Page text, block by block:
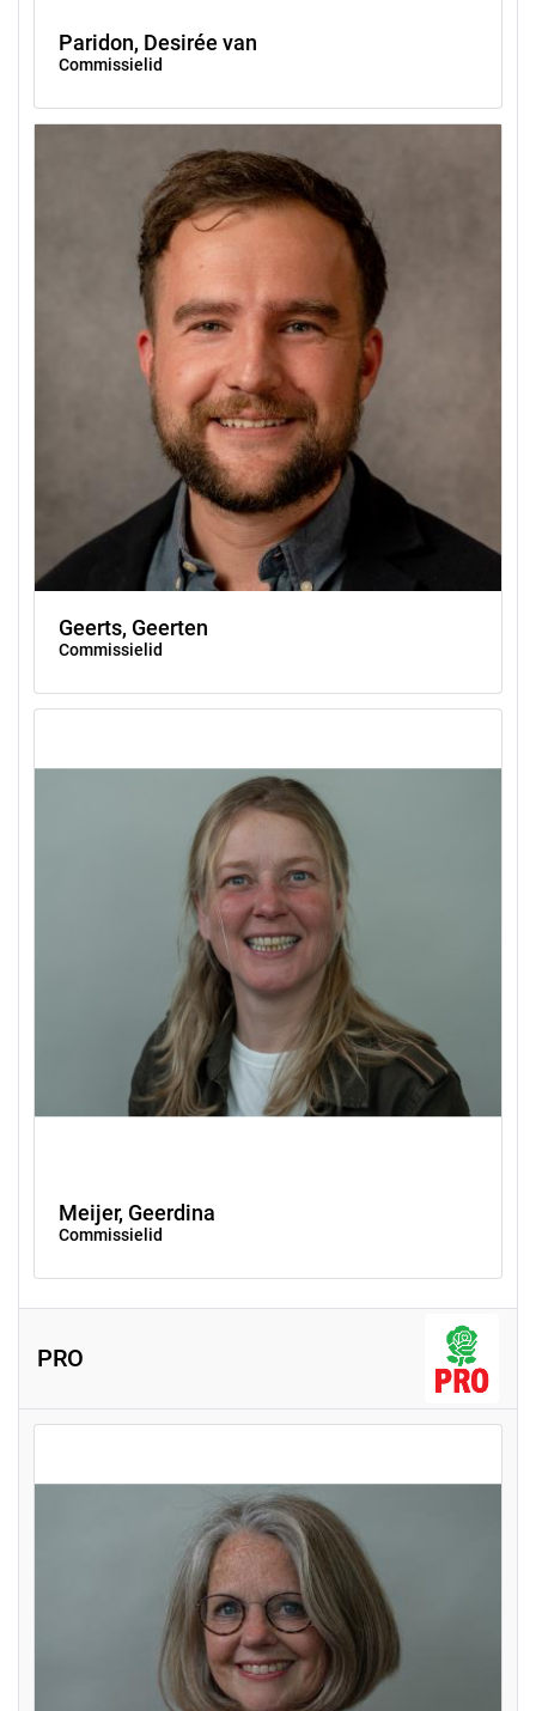
Paridon, Desirée van
Commissielid
Geerts, Geerten
Commissielid
Meijer, Geerdina
Commissielid
PRO